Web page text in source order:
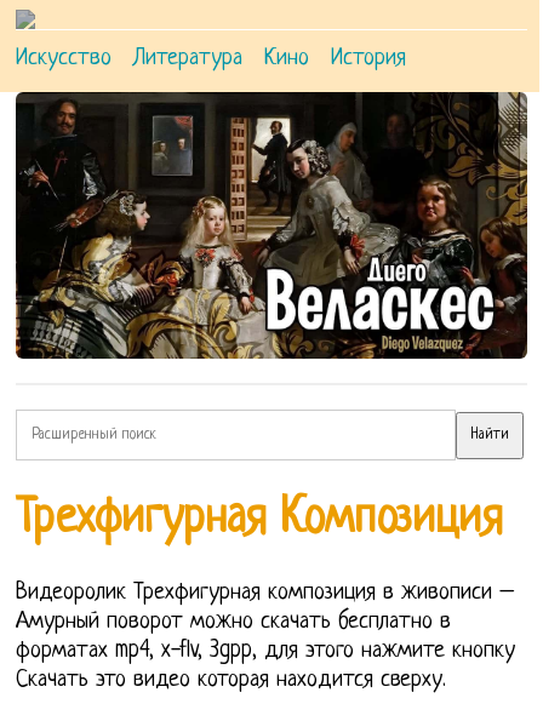
Искусство Литература Кино История
Трехфигурная Композиция
Видеоролик Трехфигурная композиция в живописи –
Амурный поворот можно скачать бесплатно в
форматах mp4, x-flv, 3gpp, для этого нажмите кнопку
Скачать это видео которая находится сверху.